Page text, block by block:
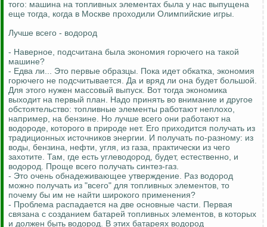
того: машина на топливных элементах была у нас выпущена
еще тогда, когда в Москве проходили Олимпийские игры.
Лучше всего - водород
- Наверное, подсчитана была экономия горючего на такой
машине?
- Едва ли... Это первые образцы. Пока идет обкатка, экономия
горючего не подсчитывается. Да и вряд ли она будет большой.
Для этого нужен массовый выпуск. Вот тогда экономика
выходит на первый план. Надо принять во внимание и другое
обстоятельство: топливные элементы работают неплохо,
например, на бензине. Но лучше всего они работают на
водороде, которого в природе нет. Его приходится получать из
традиционных источников энергии. И получать по-разному: из
воды, бензина, нефти, угля, из газа, практически из чего
захотите. Там, где есть углеводород, будет, естественно, и
водород. Проще всего получать синтез-газ.
- Это очень обнадеживающее утверждение. Раз водород
можно получать из "всего" для топливных элементов, то
почему бы им не найти широкого применения?
- Проблема распадается на две основные части. Первая
связана с созданием батарей топливных элементов, в которых
и должен быть водород. В этих батареях водород